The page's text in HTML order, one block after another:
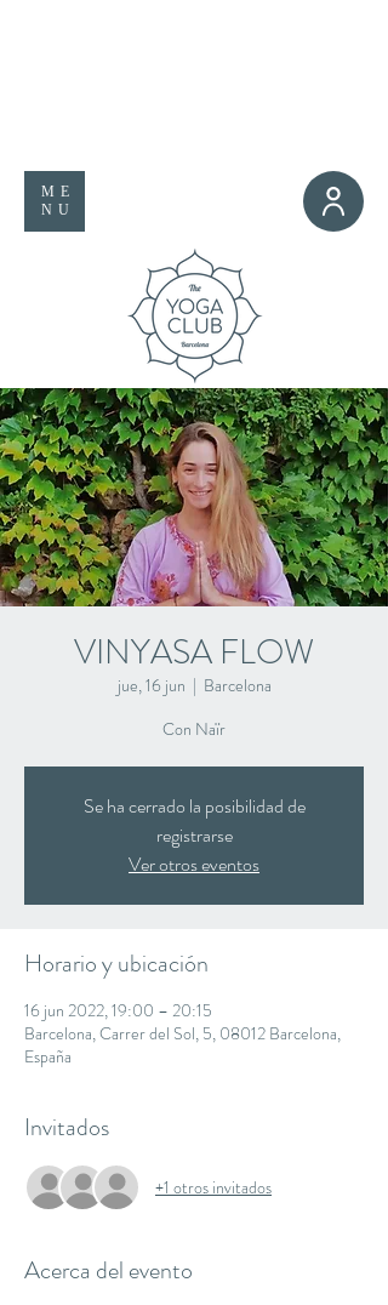
ME
NU
VINYASA FLOW
jue, 16 jun
  |
Barcelona
Con Naïr
Se ha cerrado la posibilidad de
registrarse
Ver otros eventos
Horario y ubicación
16 jun 2022, 19:00 – 20:15
Barcelona, Carrer del Sol, 5, 08012 Barcelona,
España
Invitados
+1 otros invitados
Acerca del evento